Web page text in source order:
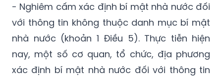
- Nghiêm cấm xác định bí mật nhà nước đối
với thông tin không thuộc danh mục bí mật
nhà nước (khoản 1 Điều 5). Thực tiễn hiện
nay, một số cơ quan, tổ chức, địa phương
xác định bí mật nhà nước đối với thông tin